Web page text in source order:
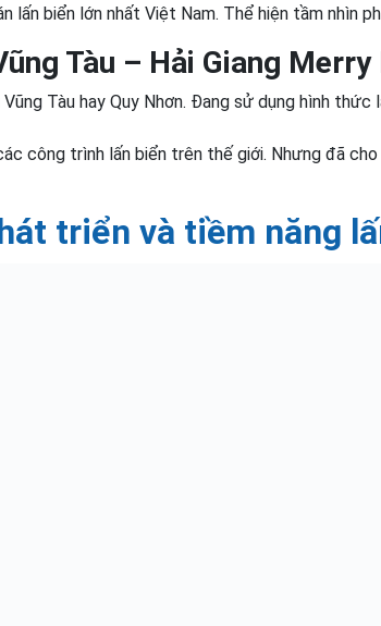
lấn biển lớn nhất Việt Nam. Thể hiện tầm nhìn
Tàu – Hải Giang Merry
Tàu hay Quy Nhơn. Đang sử dụng hình
công trình lấn biển trên thế giới. Nhưng đã
triển và tiềm năng